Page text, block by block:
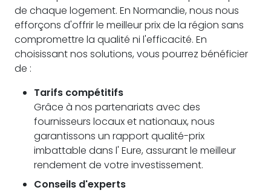
de chaque logement. En Normandie, nous nous
efforçons d'offrir le meilleur prix de la région sans
compromettre la qualité ni l'efficacité. En
choisissant nos solutions, vous pourrez bénéficier
de :
Tarifs compétitifs
Grâce à nos partenariats avec des
fournisseurs locaux et nationaux, nous
garantissons un rapport qualité-prix
imbattable dans l' Eure, assurant le meilleur
rendement de votre investissement.
Conseils d'experts